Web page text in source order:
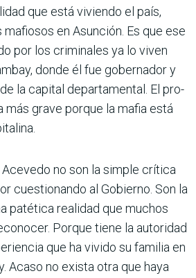
que está viviendo el país,
mafiosos en Asunción. Es que ese
por los crimina­les ya lo viven
donde él fue gobernador y
la capital departamental. El pro­
más grave porque la mafia está
no son la simple crítica
cuestionando al Gobierno. Son la
patética realidad que muchos
Porque tiene la autoridad
que ha vivido su fami­lia en
Acaso no exista otra que haya